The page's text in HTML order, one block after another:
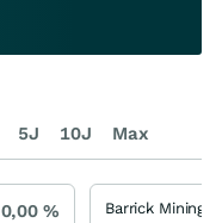
5J 10J Max
0,00%
Barrick Mining